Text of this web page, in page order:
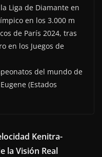
Liga de Diamante en
en los 3.000 m
de París 2024, tras
en los Juegos de
del mundo de
(Estados
Kenitra-
la Visión Real